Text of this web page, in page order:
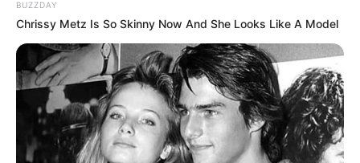
BUZZDAY
Chrissy Metz Is So Skinny Now And She Looks Like A Model